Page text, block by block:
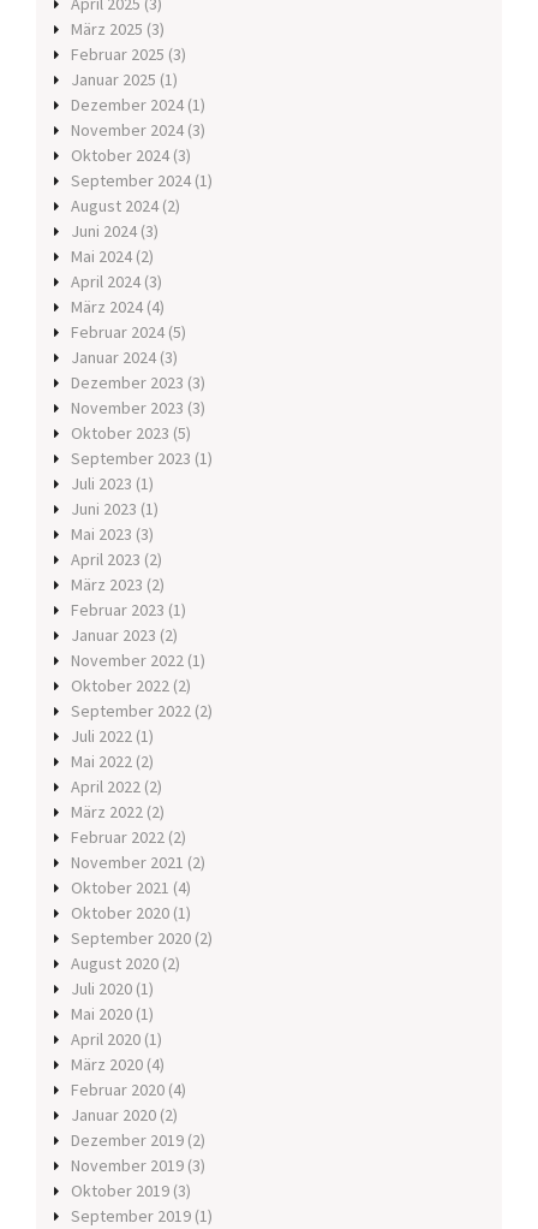
März 2025 (3)
Februar 2025 (3)
Januar 2025 (1)
Dezember 2024 (1)
November 2024 (3)
Oktober 2024 (3)
September 2024 (1)
August 2024 (2)
Juni 2024 (3)
Mai 2024 (2)
April 2024 (3)
März 2024 (4)
Februar 2024 (5)
Januar 2024 (3)
Dezember 2023 (3)
November 2023 (3)
Oktober 2023 (5)
September 2023 (1)
Juli 2023 (1)
Juni 2023 (1)
Mai 2023 (3)
April 2023 (2)
März 2023 (2)
Februar 2023 (1)
Januar 2023 (2)
November 2022 (1)
Oktober 2022 (2)
September 2022 (2)
Juli 2022 (1)
Mai 2022 (2)
April 2022 (2)
März 2022 (2)
Februar 2022 (2)
November 2021 (2)
Oktober 2021 (4)
Oktober 2020 (1)
September 2020 (2)
August 2020 (2)
Juli 2020 (1)
Mai 2020 (1)
April 2020 (1)
März 2020 (4)
Februar 2020 (4)
Januar 2020 (2)
Dezember 2019 (2)
November 2019 (3)
Oktober 2019 (3)
September 2019 (1)